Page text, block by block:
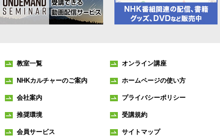
教室一覧 オンライン講座
NHKカルチャーのご案内 ホームページの使い方
会社案内 プライバシーポリシー
推奨環境 受講規約
会員サービス サイトマップ